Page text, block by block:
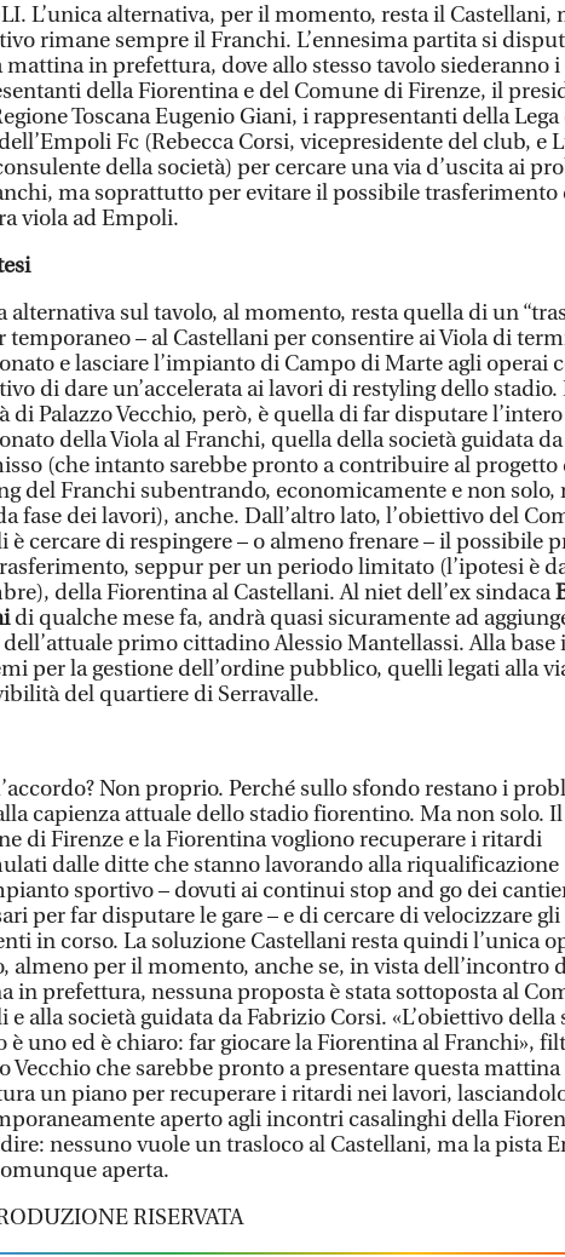
L’unica alternativa, per il momento, resta il Castellani,
rimane sempre il Franchi. L’ennesima partita si
mattina in prefettura, dove allo stesso tavolo siederanno i
della Fiorentina e del Comune di Firenze, il
Toscana Eugenio Giani, i rappresentanti della Lega
Fc (Rebecca Corsi, vicepresidente del club, e
della società) per cercare una via d’uscita ai
ma soprattutto per evitare il possibile trasferimento
viola ad Empoli.
alternativa sul tavolo, al momento, resta quella di un
temporaneo – al Castellani per consentire ai Viola di
e lasciare l’impianto di Campo di Marte agli operai
di dare un’accelerata ai lavori di restyling dello stadio.
di Palazzo Vecchio, però, è quella di far disputare l’intero
della Viola al Franchi, quella della società guidata
(che intanto sarebbe pronto a contribuire al progetto
del Franchi subentrando, economicamente e non solo,
fase dei lavori), anche. Dall’altro lato, l’obiettivo del
è cercare di respingere – o almeno frenare – il possibile
seppur per un periodo limitato (l’ipotesi è
della Fiorentina al Castellani. Al niet dell’ex sindaca
di qualche mese fa, andrà quasi sicuramente ad
primo cittadino Alessio Mantellassi. Alla base i
per la gestione dell’ordine pubblico, quelli legati alla
del quartiere di Serravalle.
Non proprio. Perché sullo sfondo restano i
capienza attuale dello stadio fiorentino. Ma non solo. Il
di Firenze e la Fiorentina vogliono recuperare i ritardi
dalle ditte che stanno lavorando alla riqualificazione
sportivo – dovuti ai continui stop and go dei
per far disputare le gare – e di cercare di velocizzare gli
in corso. La soluzione Castellani resta quindi l’unica
almeno per il momento, anche se, in vista dell’incontro
in prefettura, nessuna proposta è stata sottoposta al
e alla società guidata da Fabrizio Corsi. «L’obiettivo della
è uno ed è chiaro: far giocare la Fiorentina al Franchi»,
Vecchio che sarebbe pronto a presentare questa
un piano per recuperare i ritardi nei lavori,
aperto agli incontri casalinghi della
nessuno vuole un trasloco al Castellani, ma la pista
aperta.
RISERVATA